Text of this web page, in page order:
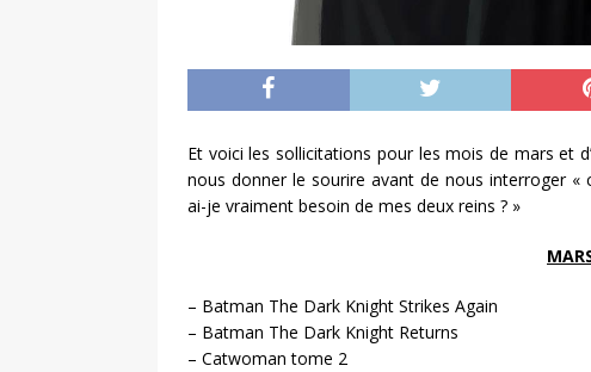
Et voici les sollicitations pour les mois de mars et
nous donner le sourire avant de nous interroger
ai-je vraiment besoin de mes deux reins ? »
– Batman The Dark Knight Strikes Again
– Batman The Dark Knight Returns
– Catwoman tome 2